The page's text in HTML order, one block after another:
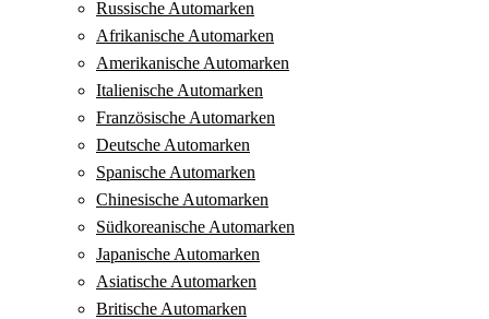
Russische Automarken
Afrikanische Automarken
Amerikanische Automarken
Italienische Automarken
Französische Automarken
Deutsche Automarken
Spanische Automarken
Chinesische Automarken
Südkoreanische Automarken
Japanische Automarken
Asiatische Automarken
Britische Automarken